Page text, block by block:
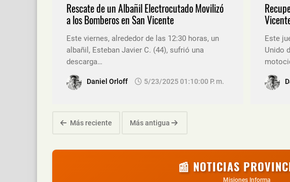
Rescate de un Albañil Electrocutado Movilizó
a los Bomberos en San Vicente
Este viernes, alrededor de las 12:30 horas, un
albañil, Esteban Javier C. (44), sufrió una
descarga…
Daniel Orloff 5/23/2025 01:10:00 P. M.
Este
Unido
Más reciente Más antigua
📰 NOTICIAS
Misiones Informa